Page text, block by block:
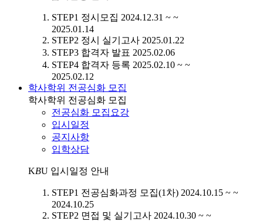
STEP1 정시모집 2024.12.31 ~ ~
2025.01.14
STEP2 정시 실기고사 2025.01.22
STEP3 합격자 발표 2025.02.06
STEP4 합격자 등록 2025.02.10 ~ ~
2025.02.12
학사학위 전공심화 모집
학사학위 전공심화 모집
전공심화 모집요강
입시일정
공지사항
입학상담
KBU 입시일정 안내
STEP1 전공심화과정 모집(1차) 2024.10.15 ~ ~
2024.10.25
STEP2 면접 및 실기고사 2024.10.30 ~ ~